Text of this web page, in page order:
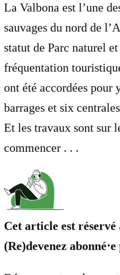
La Valbona est l’une
sauvages du nord de
statut de Parc naturel
fréquentation
ont été accordées pour
barrages et six
Et les travaux sont sur
commencer . . .
Cet article est réservé
(Re)devenez